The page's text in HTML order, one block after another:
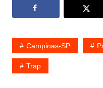
Campinas-SP
Trap